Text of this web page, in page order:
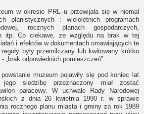
w okresie PRL–u przewijała się w niemal
planistycznych : wieloletnich programach
rocznych planach gospodarczych,
itp. Co ciekawe, ze względu na brak w tej
i efektów w dokumentach omawiających te
były przemilczany lub kwitowany krótko
„brak odpowiednich pomieszczeń”.
muzeum pojawiły się pod koniec lat
jego siedzibę przeznaczony miał zostać
pałacowy. W uchwale Rady Narodowej
z dnia 26 kwietnia 1990 r. w sprawie
rocznego planu miasta i gminy za rok 1989